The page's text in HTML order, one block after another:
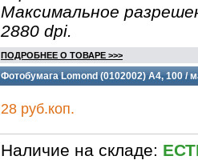
Максимальное
2880 dpi.
ПОДРОБНЕЕ О ТОВАРЕ >>>
Фотобумага Lomond (0102002) A4, 100 /
28 руб.коп.
Наличие на складе: